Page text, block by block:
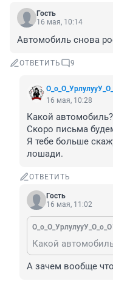
Гость
16 мая, 10:14
Автомобиль снова
ОТВЕТИТЬ 9
16 мая, 10:28
Какой автомобиль?
Скоро письма
Я тебе больше
лошади.
ОТВЕТИТЬ
Гость
16 мая, 11:02
О_о_О_УрлулууУ_О_о_О
А зачем вообще